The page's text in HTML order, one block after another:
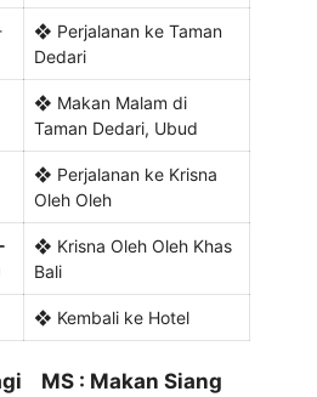
❖ Perjalanan ke Taman
Dedari
❖ Makan Malam di
Taman Dedari, Ubud
❖ Perjalanan ke Krisna
Oleh Oleh
❖ Krisna Oleh Oleh Khas
Bali
❖ Kembali ke Hotel
MS : Makan Siang